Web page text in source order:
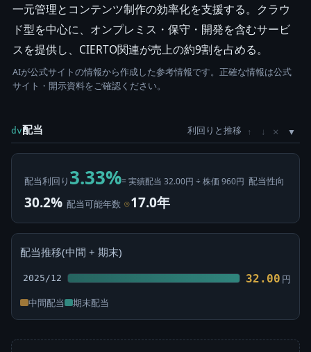
一元管理とコンテンツ制作の効率化を支援する。クラウ
ド型を中心に、オンプレミス・保守・開発を含むサービ
スを提供し、CIERTO関連が売上の約9割を占める。
AIが公式サイトの情報から作成した参考情報です。正確な情報は公式
サイト・開示資料をご確認ください。
dv配当 利回りと推移 ↑ ↓ ×
配当利回り 3.33%= 実績配当 32.00円 ÷ 株価 960円 配当性向
30.2% 配当可能年数 ⊙17.0年
配当推移(中間 + 期末)
2025/12 32.00 円
中間配当 期末配当